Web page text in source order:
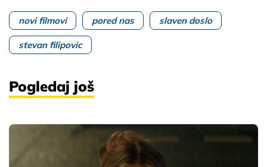
novi filmovi pored nas slaven doslo
stevan filipovic
Pogledaj još